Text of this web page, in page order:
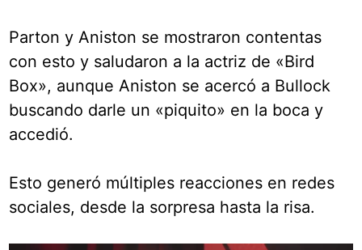
Parton y Aniston se mostraron contentas
con esto y saludaron a la actriz de «Bird
Box», aunque Aniston se acercó a Bullock
buscando darle un «piquito» en la boca y
accedió.
Esto generó múltiples reacciones en redes
sociales, desde la sorpresa hasta la risa.